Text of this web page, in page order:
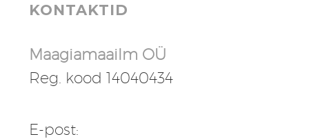
KONTAKTID
Maagiamaailm OÜ
Reg. kood 14040434
E-post: